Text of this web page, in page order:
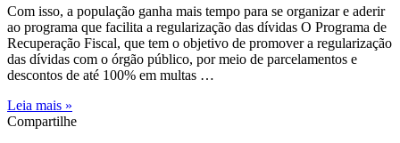
Com isso, a população ganha mais tempo para se organizar e aderir
ao programa que facilita a regularização das dívidas O Programa de
Recuperação Fiscal, que tem o objetivo de promover a regularização
das dívidas com o órgão público, por meio de parcelamentos e
descontos de até 100% em multas …
Leia mais »
Compartilhe